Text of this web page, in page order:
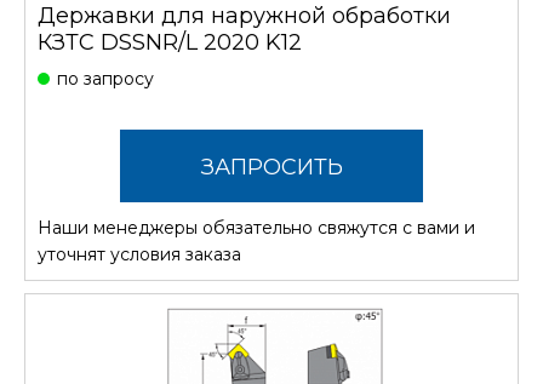
Державки для наружной обработки
КЗТС DSSNR/L 2020 K12
по запросу
ЗАПРОСИТЬ
СТОИМОСТЬ
Наши менеджеры обязательно свяжутся с вами и
уточнят условия заказа